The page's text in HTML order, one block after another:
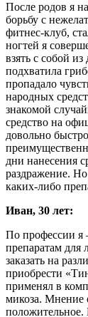
После родов я
борьбу с
фитнес-клуб,
ногтей я
взять с собой
подхватила
пропадало
народных
знакомой
средство на
довольно
дни нанесения
раздражение.
каких-либо
Иван, 30 лет:
По профессии я
препаратам для
заказать на
приобрести
применял в
микоза. Мнение
положительное.